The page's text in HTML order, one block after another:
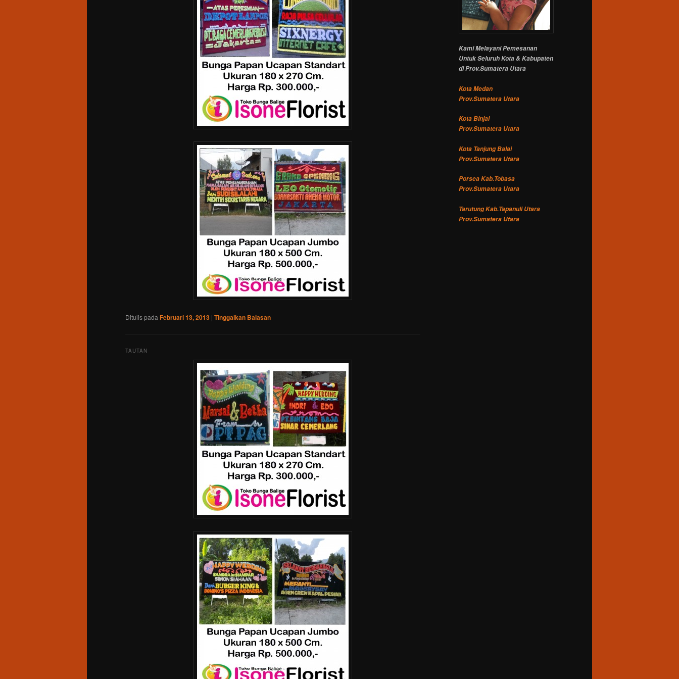
Ditulis pada Februari 13, 2013 | Tinggalkan Balasan
TAUTAN
Kami Melayani Pemesanan
Untuk Seluruh Kota & Kabupaten
di Prov.Sumatera Utara
Kota Medan
Prov.Sumatera Utara
Kota Binjai
Prov.Sumatera Utara
Kota Tanjung Balai
Prov.Sumatera Utara
Porsea Kab.Tobasa
Prov.Sumatera Utara
Tarutung Kab.Tapanuli Utara
Prov.Sumatera Utara